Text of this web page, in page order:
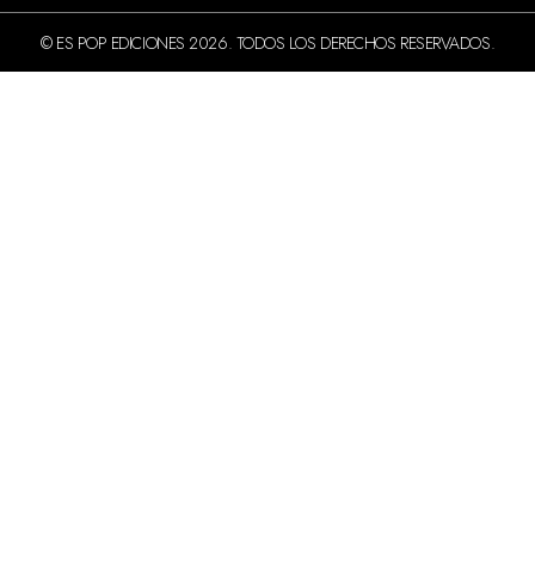
© ES POP EDICIONES 2026. TODOS LOS DERECHOS RESERVADOS.